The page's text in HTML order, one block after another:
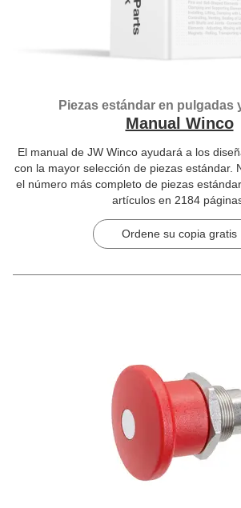
Piezas estándar en pulgadas
Manual Winco
El manual de JW Winco ayudará a los
con la mayor selección de piezas estándar.
el número más completo de piezas
artículos en 2184
Ordene su copia gratis